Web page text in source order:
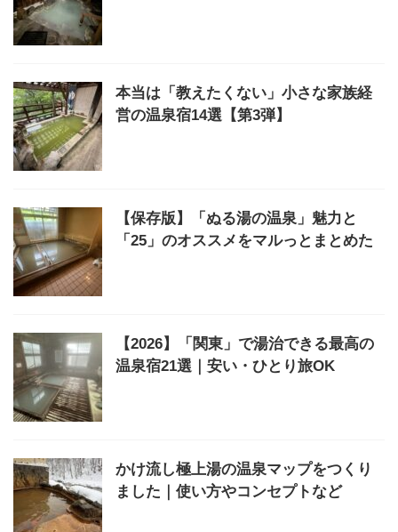
本当は「教えたくない」小さな家族経
営の温泉宿14選【第3弾】
【保存版】「ぬる湯の温泉」魅力と
「25」のオススメをマルっとまとめた
【2026】「関東」で湯治できる最高の
温泉宿21選｜安い・ひとり旅OK
かけ流し極上湯の温泉マップをつくり
ました｜使い方やコンセプトなど